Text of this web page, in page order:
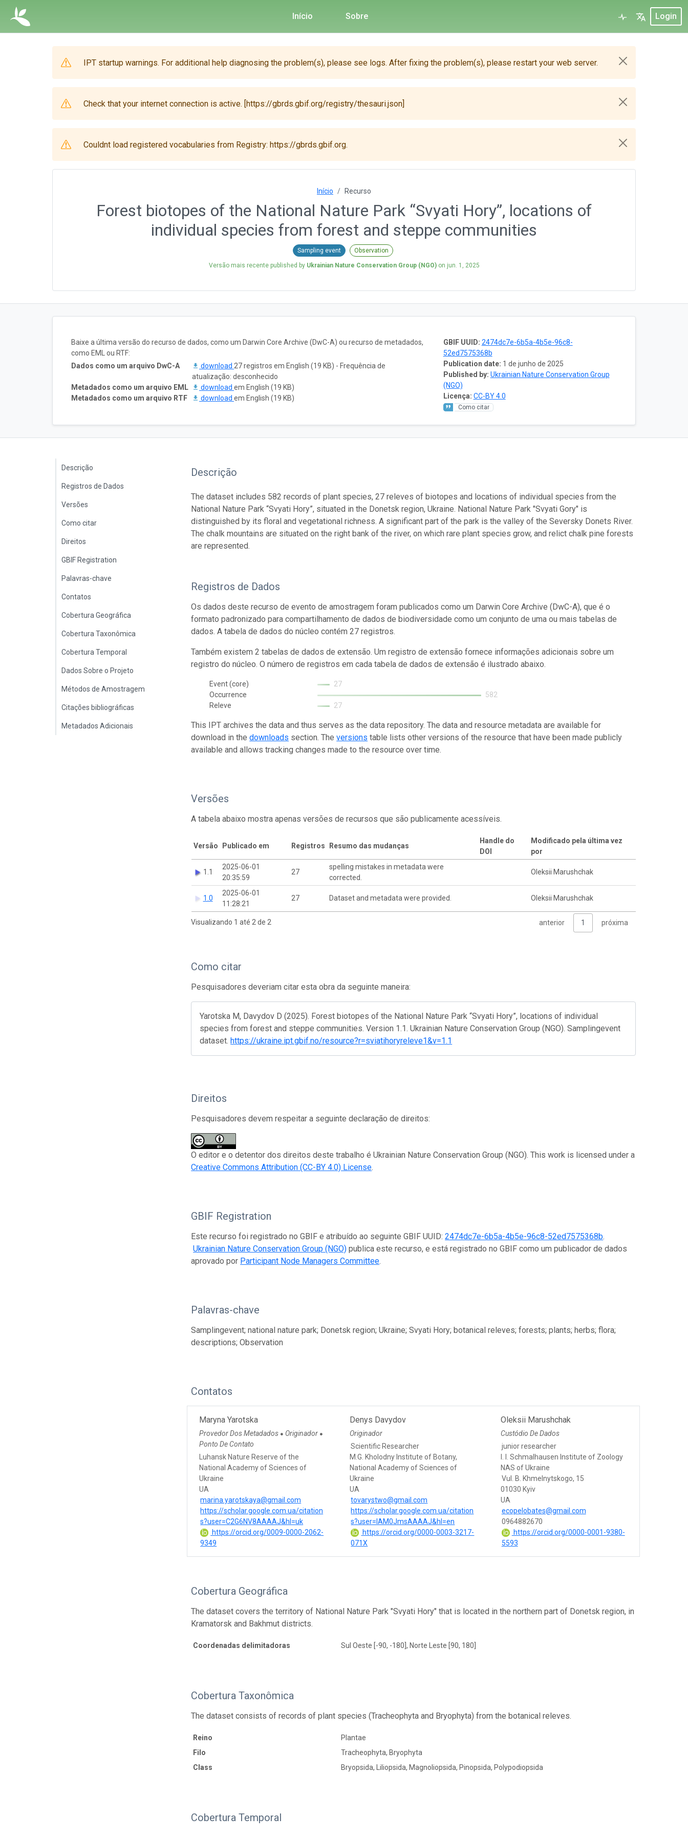
Início Sobre Login
IPT startup warnings. For additional help diagnosing the problem(s), please see logs. After fixing the problem(s), please restart your web server.
Check that your internet connection is active. [https://gbrds.gbif.org/registry/thesauri.json]
Couldnt load registered vocabularies from Registry: https://gbrds.gbif.org.
Início Recurso
Forest biotopes of the National Nature Park “Svyati Hory”, locations of
individual species from forest and steppe communities
Sampling event Observation
Versão mais recente published by Ukrainian Nature Conservation Group (NGO)on jun. 1, 2025
GBIF UUID: 2474dc7e-6b5a-4b5e-96c8-
52ed7575368b
Publication date: 1 de junho de 2025
Published by: Ukrainian Nature Conservation Group
(NGO)
Licença: CC-BY 4.0
Como citar
Baixe a última versão do recurso de dados, como um Darwin Core Archive (DwC-A) ou recurso de metadados,
como EML ou RTF:
Dados como um arquivo DwC-A
download 27 registros em English (19 KB) - Frequência de
atualização: desconhecido
Metadados como um arquivo EML
download em English (19 KB)
Metadados como um arquivo RTF
download em English (19 KB)
Descrição
Registros de Dados
Versões
Como citar
Direitos
GBIF Registration
Palavras-chave
Contatos
Cobertura Geográfica
Cobertura Taxonômica
Cobertura Temporal
Dados Sobre o Projeto
Métodos de Amostragem
Citações bibliográficas
Metadados Adicionais
Descrição
The dataset includes 582 records of plant species, 27 releves of biotopes and locations of individual species from the
National Nature Park “Svyati Hory”, situated in the Donetsk region, Ukraine. National Nature Park "Svyati Gory" is
distinguished by its floral and vegetational richness. A significant part of the park is the valley of the Seversky Donets River.
The chalk mountains are situated on the right bank of the river, on which rare plant species grow, and relict chalk pine forests
are represented.
Registros de Dados
Os dados deste recurso de evento de amostragem foram publicados como um Darwin Core Archive (DwC-A), que é o
formato padronizado para compartilhamento de dados de biodiversidade como um conjunto de uma ou mais tabelas de
dados. A tabela de dados do núcleo contém 27 registros.
Também existem 2 tabelas de dados de extensão. Um registro de extensão fornece informações adicionais sobre um
registro do núcleo. O número de registros em cada tabela de dados de extensão é ilustrado abaixo.
Event (core)
27
Occurrence
582
Releve
27
This IPT archives the data and thus serves as the data repository. The data and resource metadata are available for
download in thedownloads section. Theversions table lists other versions of the resource that have been made publicly
available and allows tracking changes made to the resource over time.
Versões
A tabela abaixo mostra apenas versões de recursos que são publicamente acessíveis.
Versão Publicado em Registros Resumo das mudanças
Handle do
DOI
Modificado pela última vez
por
1.1
2025-06-01
20:35:59
27
spelling mistakes in metadata were
corrected.
Oleksii Marushchak
1.0
2025-06-01
11:28:21
27 Dataset and metadata were provided. Oleksii Marushchak
Visualizando 1 até 2 de 2 anterior 1 próxima
Como citar
Pesquisadores deveriam citar esta obra da seguinte maneira:
Yarotska M, Davydov D (2025). Forest biotopes of the National Nature Park “Svyati Hory”, locations of individual
species from forest and steppe communities. Version 1.1. Ukrainian Nature Conservation Group (NGO). Samplingevent
dataset. https://ukraine.ipt.gbif.no/resource?r=sviatihoryreleve1&v=1.1
Direitos
Pesquisadores devem respeitar a seguinte declaração de direitos:
O editor e o detentor dos direitos deste trabalho é Ukrainian Nature Conservation Group (NGO). This work is licensed under a
Creative Commons Attribution (CC-BY 4.0) License.
GBIF Registration
Este recurso foi registrado no GBIF e atribuído ao seguinte GBIF UUID:2474dc7e-6b5a-4b5e-96c8-52ed7575368b.
Ukrainian Nature Conservation Group (NGO) publica este recurso, e está registrado no GBIF como um publicador de dados
aprovado por Participant Node Managers Committee.
Palavras-chave
Samplingevent; national nature park; Donetsk region; Ukraine; Svyati Hory; botanical releves; forests; plants; herbs; flora;
descriptions; Observation
Contatos
Maryna Yarotska
Provedor Dos Metadados ● Originador ●
Ponto De Contato
Luhansk Nature Reserve of the
National Academy of Sciences of
Ukraine
UA
marina.yarotskaya@gmail.com
https://scholar.google.com.ua/citation
s?user=C2G6NV8AAAAJ&hl=uk
https://orcid.org/0009-0000-2062-
9349
Denys Davydov
Originador
Scientific Researcher
M.G. Kholodny Institute of Botany,
National Academy of Sciences of
Ukraine
UA
tovarystwo@gmail.com
https://scholar.google.com.ua/citation
s?user=lAM0JmsAAAAJ&hl=en
https://orcid.org/0000-0003-3217-
071X
Oleksii Marushchak
Custódio De Dados
junior researcher
I. I. Schmalhausen Institute of Zoology
NAS of Ukraine
Vul. B. Khmelnytskogo, 15
01030 Kyiv
UA
ecopelobates@gmail.com
0964882670
https://orcid.org/0000-0001-9380-
5593
Cobertura Geográfica
The dataset covers the territory of National Nature Park "Svyati Hory" that is located in the northern part of Donetsk region, in
Kramatorsk and Bakhmut districts.
Coordenadas delimitadoras Sul Oeste [-90, -180], Norte Leste [90, 180]
Cobertura Taxonômica
The dataset consists of records of plant species (Tracheophyta and Bryophyta) from the botanical releves.
Reino
Plantae
Filo
Tracheophyta, Bryophyta
Class
Bryopsida, Liliopsida, Magnoliopsida, Pinopsida, Polypodiopsida
Cobertura Temporal